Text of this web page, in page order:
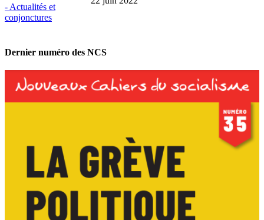
- Actualités et
conjonctures
Dernier numéro des NCS